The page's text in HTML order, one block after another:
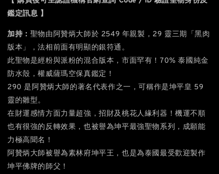
鑑定訊息 】
加持： 聖物由阿贊炳大師於 2549 年親製，29 靈三期「黑肉
版本」，法相前面有明顯的銀符通。
此聖物是經粉與派粉的混合版本，市面罕有！70% 泰國純金
防水殼，權威薩瑪空保真鑑定！
290 是阿贊炳大師的著名代表作之一，可稱作是坤平皇 59
靈的雛型。
在財運感情方面力量超強，招財及桃花人緣利器！機運不順
也有很強的反轉效果，也被譽為坤平最強聖物系列，成願能
力極高聞名！
阿贊炳大師被譽為素林府坤平王，也是為泰國最受歡迎製作
坤平佛牌的師父！